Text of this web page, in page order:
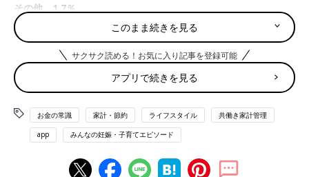
その他 1.7％
家計簿のつけ方でダントツで多かったのが「アプリ」。続いて
「手書き」、カスタマイズした「Excel」という順番になりまし
た。
まずは「家計簿をつけている」ママ＆パパのコメントを紹介しま
連携できるし、サクっと入力できる「アプリ」派が
このまま続きを見る
サクサク読める！お気に入り記事を登録可能
アプリで続きを見る
お金の常識 家計・節約 ライフスタイル 共働き家計管理
app みんなの妊娠・子育てエピソード